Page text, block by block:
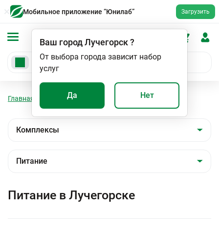
Мобильное приложение “Юнилаб” Загрузить
Ваш городЛучегорск?
От выбора города зависит набор
услуг
Да Нет
Главная Анализы Питание
Питание в Лучегорске